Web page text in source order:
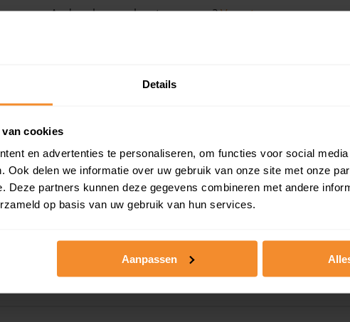
Details
cookies
en advertenties te personaliseren, om functies voor social
Ook delen we informatie over uw gebruik van onze site met onze
Deze partners kunnen deze gegevens combineren met andere
op basis van uw gebruik van hun services.
Aanpassen
Andere kenmerken toevoegen?Voeg toe
de buurt
Woonoppervlak
45 m2 1.071 m2 01 juni
94 m2 2.920 m2 20 maart